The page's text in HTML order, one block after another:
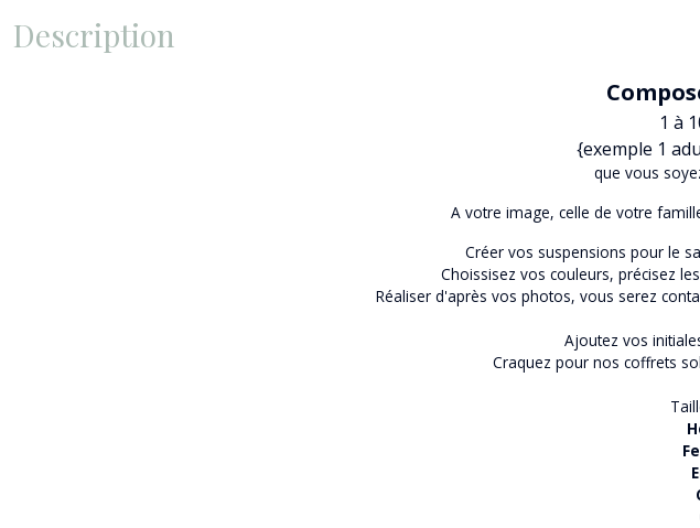
Description
1 à
{exemple 1
que vous
A votre image, celle de votre
Créer vos suspensions pour le
Choissisez vos couleurs, précisez
Réaliser d'après vos photos, vous serez
Ajoutez vos
Craquez pour nos coffrets